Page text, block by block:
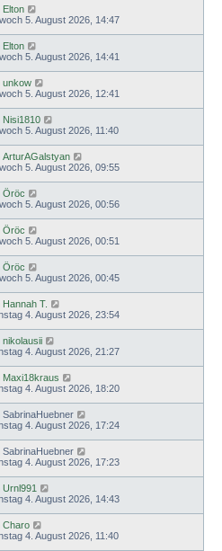
Elton
5. August 2026, 14:47
Elton
5. August 2026, 14:41
unkow
5. August 2026, 12:41
Nisi1810
5. August 2026, 11:40
ArturAGalstyan
5. August 2026, 09:55
Öröc
5. August 2026, 00:56
Öröc
5. August 2026, 00:51
Öröc
5. August 2026, 00:45
Hannah T.
4. August 2026, 23:54
nikolausii
4. August 2026, 21:27
Maxi18kraus
4. August 2026, 18:20
SabrinaHuebner
4. August 2026, 17:24
SabrinaHuebner
4. August 2026, 17:23
Urnl991
4. August 2026, 14:43
Charo
4. August 2026, 11:40